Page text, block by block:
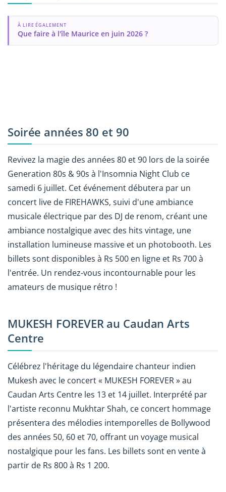
À LIRE ÉGALEMENT
Que faire à l'île Maurice en juin 2026 ?
Soirée années 80 et 90
Revivez la magie des années 80 et 90 lors de la soirée
Generation 80s & 90s à l'Insomnia Night Club ce
samedi 6 juillet. Cet événement débutera par un
concert live de FIREHAWKS, suivi d'une ambiance
musicale électrique par des DJ de renom, créant une
ambiance nostalgique avec des hits vintage, une
installation lumineuse massive et un photobooth. Les
billets sont disponibles à Rs 500 en ligne et Rs 700 à
l'entrée. Un rendez-vous incontournable pour les
amateurs de musique rétro !
MUKESH FOREVER au Caudan Arts
Centre
Célébrez l'héritage du légendaire chanteur indien
Mukesh avec le concert « MUKESH FOREVER » au
Caudan Arts Centre les 13 et 14 juillet. Interprété par
l'artiste reconnu Mukhtar Shah, ce concert hommage
présentera des mélodies intemporelles de Bollywood
des années 50, 60 et 70, offrant un voyage musical
nostalgique pour les fans. Les billets sont en vente à
partir de Rs 800 à Rs 1 200.